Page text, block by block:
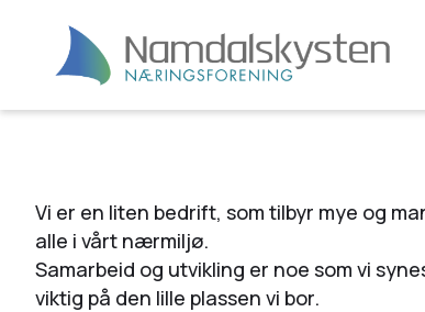
Vi er en liten bedrift, som tilbyr mye og
alle i vårt nærmiljø.
Samarbeid og utvikling er noe som vi
viktig på den lille plassen vi bor.